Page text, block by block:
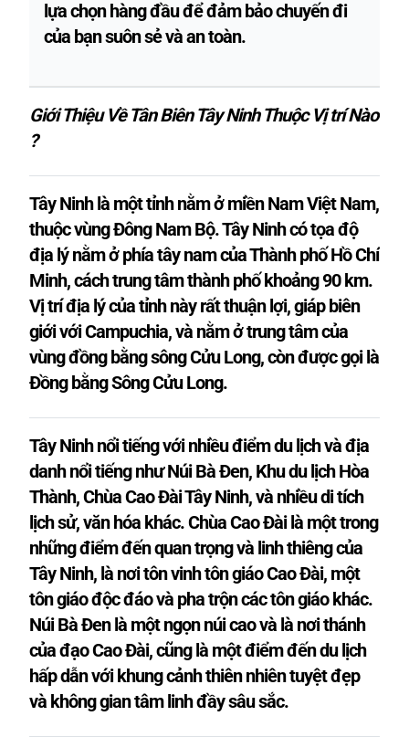
lựa chọn hàng đầu để đảm bảo chuyến đi
của bạn suôn sẻ và an toàn.
Giới Thiệu Về Tân Biên Tây Ninh Thuộc Vị trí Nào
?
Tây Ninh là một tỉnh nằm ở miền Nam Việt Nam,
thuộc vùng Đông Nam Bộ. Tây Ninh có tọa độ
địa lý nằm ở phía tây nam của Thành phố Hồ Chí
Minh, cách trung tâm thành phố khoảng 90 km.
Vị trí địa lý của tỉnh này rất thuận lợi, giáp biên
giới với Campuchia, và nằm ở trung tâm của
vùng đồng bằng sông Cửu Long, còn được gọi là
Đồng bằng Sông Cửu Long.
Tây Ninh nổi tiếng với nhiều điểm du lịch và địa
danh nổi tiếng như Núi Bà Đen, Khu du lịch Hòa
Thành, Chùa Cao Đài Tây Ninh, và nhiều di tích
lịch sử, văn hóa khác. Chùa Cao Đài là một trong
những điểm đến quan trọng và linh thiêng của
Tây Ninh, là nơi tôn vinh tôn giáo Cao Đài, một
tôn giáo độc đáo và pha trộn các tôn giáo khác.
Núi Bà Đen là một ngọn núi cao và là nơi thánh
của đạo Cao Đài, cũng là một điểm đến du lịch
hấp dẫn với khung cảnh thiên nhiên tuyệt đẹp
và không gian tâm linh đầy sâu sắc.